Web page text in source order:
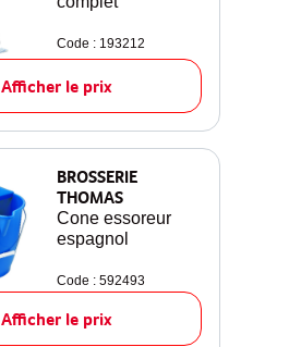
Code : 193212
Afficher le prix
BROSSERIE
THOMAS
Cone essoreur
espagnol
Code : 592493
Afficher le prix